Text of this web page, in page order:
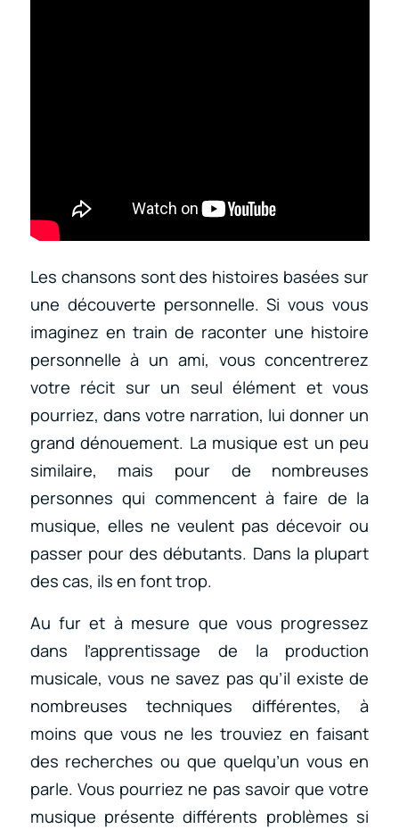
Les chansons sont des histoires basées sur
une découverte personnelle. Si vous vous
imaginez en train de raconter une histoire
personnelle à un ami, vous concentrerez
votre récit sur un seul élément et vous
pourriez, dans votre narration, lui donner un
grand dénouement. La musique est un peu
similaire, mais pour de nombreuses
personnes qui commencent à faire de la
musique, elles ne veulent pas décevoir ou
passer pour des débutants. Dans la plupart
des cas, ils en font trop.
Au fur et à mesure que vous progressez
dans l’apprentissage de la production
musicale, vous ne savez pas qu’il existe de
nombreuses techniques différentes, à
moins que vous ne les trouviez en faisant
des recherches ou que quelqu’un vous en
parle. Vous pourriez ne pas savoir que votre
musique présente différents problèmes si